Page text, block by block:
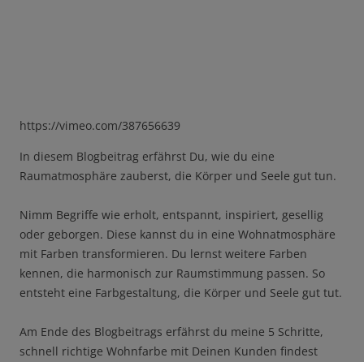
https://vimeo.com/387656639
In diesem Blogbeitrag erfährst Du, wie du eine
Raumatmosphäre zauberst, die Körper und Seele gut tun.
Nimm Begriffe wie erholt, entspannt, inspiriert, gesellig
oder geborgen. Diese kannst du in eine Wohnatmosphäre
mit Farben transformieren. Du lernst weitere Farben
kennen, die harmonisch zur Raumstimmung passen. So
entsteht eine Farbgestaltung, die Körper und Seele gut tut.
Am Ende des Blogbeitrags erfährst du meine 5 Schritte,
schnell richtige Wohnfarbe mit Deinen Kunden findest